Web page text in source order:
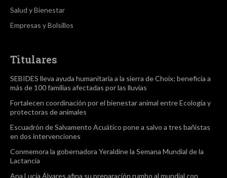
Salud y Bienestar
Empresas y Bolsillos
Titulares
SEBIDES lleva ayuda humanitaria a la sierra de Choix; beneficia a
más de 100 familias afectadas por las lluvias
Fortalecen coordinación por el bienestar animal entre Ecología y
protectoras de animales
Escuadrón de Salvamento Acuático pone a salvo a tres bañistas
en dos intervenciones
Conmemora la gobernadora Yeraldine la Semana Mundial de la
Lactancia
Ana Lucía Álvares afina su preparación rumbo al mundial con